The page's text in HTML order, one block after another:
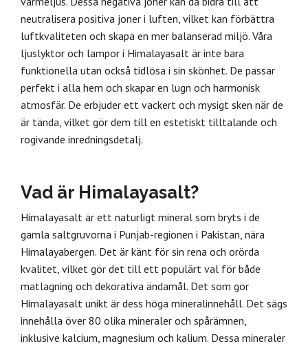
neutralisera positiva joner i luften, vilket kan förbättra
luftkvaliteten och skapa en mer balanserad miljö. Våra
ljuslyktor och lampor i Himalayasalt är inte bara
funktionella utan också tidlösa i sin skönhet. De passar
perfekt i alla hem och skapar en lugn och harmonisk
atmosfär. De erbjuder ett vackert och mysigt sken när de
är tända, vilket gör dem till en estetiskt tilltalande och
rogivande inredningsdetalj.
Vad är Himalayasalt?
Himalayasalt är ett naturligt mineral som bryts i de
gamla saltgruvorna i Punjab-regionen i Pakistan, nära
Himalayabergen. Det är känt för sin rena och orörda
kvalitet, vilket gör det till ett populärt val för både
matlagning och dekorativa ändamål. Det som gör
Himalayasalt unikt är dess höga mineralinnehåll. Det sägs
innehålla över 80 olika mineraler och spårämnen,
inklusive kalcium, magnesium och kalium. Dessa mineraler